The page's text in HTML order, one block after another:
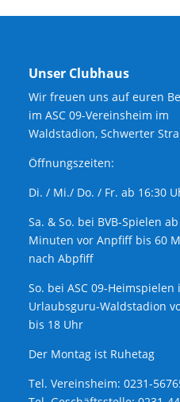
Unser Clubhaus
Wir freuen uns auf euren
im ASC 09-Vereinsheim im
Waldstadion, Schwerter
Öffnungszeiten:
Di. / Mi./ Do. / Fr. ab 16:30
Sa. & So. bei BVB-Spielen
Minuten vor Anpfiff bis 60
nach Abpfiff
So. bei ASC 09-Heimspielen
Urlaubsguru-Waldstadion
bis 18 Uhr
Der Montag ist Ruhetag
Tel. Vereinsheim: 0231-